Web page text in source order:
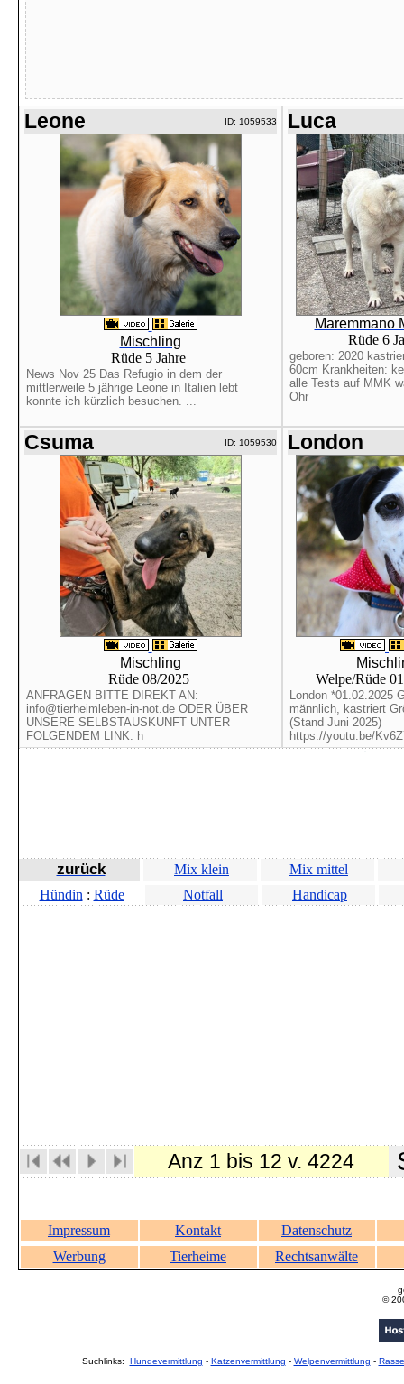
Leone ID: 1059533
Mischling
Rüde 5 Jahre
News Nov 25 Das Refugio in dem der
mittlerweile 5 jährige Leone in Italien lebt
konnte ich kürzlich besuchen. ...
Luca
Maremmano
Rüde 6
geboren: 2020
60cm Krankheiten:
alle Tests auf MMK
Ohr
Csuma ID: 1059530
Mischling
Rüde 08/2025
ANFRAGEN BITTE DIREKT AN:
info@tierheimleben-in-not.de ODER ÜBER
UNSERE SELBSTAUSKUNFT UNTER
FOLGENDEM LINK: h
London
Welpe/Rüde
London *01.02.2025
männlich, kastriert
(Stand Juni 2025)
https://youtu.be/
zurück Mix klein
Mix mittel
Hündin : Rüde Notfall Handicap
Anz 1 bis 12 v. 4224
Impressum Kontakt
Datenschutz
Werbung
Tierheime Rechtsanwälte
©
Suchlinks: Hundevermittlung - Katzenvermittlung - Welpenvermittlung -